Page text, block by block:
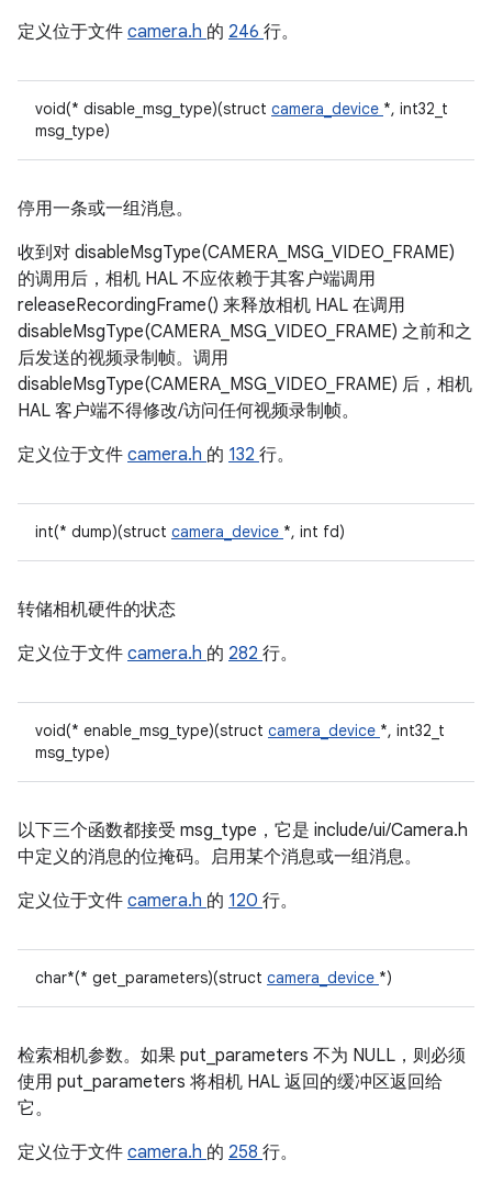
定义位于文件 camera.h 的 246 行。
void(* disable_msg_type)(struct camera_device *, int32_t
msg_type)
停用一条或一组消息。
收到对 disableMsgType(CAMERA_MSG_VIDEO_FRAME)
的调用后，相机 HAL 不应依赖于其客户端调用
releaseRecordingFrame() 来释放相机 HAL 在调用
disableMsgType(CAMERA_MSG_VIDEO_FRAME) 之前和之
后发送的视频录制帧。调用
disableMsgType(CAMERA_MSG_VIDEO_FRAME) 后，相机
HAL 客户端不得修改/访问任何视频录制帧。
定义位于文件 camera.h 的 132 行。
int(* dump)(struct camera_device *, int fd)
转储相机硬件的状态
定义位于文件 camera.h 的 282 行。
void(* enable_msg_type)(struct camera_device *, int32_t
msg_type)
以下三个函数都接受 msg_type，它是 include/ui/Camera.h
中定义的消息的位掩码。启用某个消息或一组消息。
定义位于文件 camera.h 的 120 行。
char*(* get_parameters)(struct camera_device *)
检索相机参数。如果 put_parameters 不为 NULL，则必须
使用 put_parameters 将相机 HAL 返回的缓冲区返回给
它。
定义位于文件 camera.h 的 258 行。